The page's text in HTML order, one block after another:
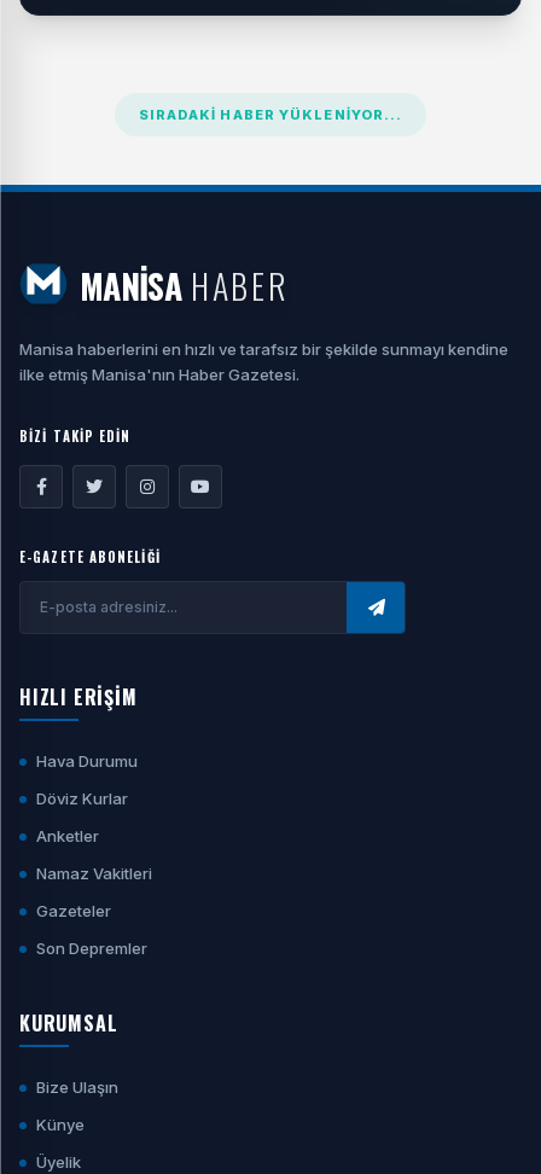
SIRADAKI HABER YÜKLENIYOR...
MANİSA HABER
Manisa haberlerini en hızlı ve tarafsız bir şekilde sunmayı kendine
ilke etmiş Manisa'nın Haber Gazetesi.
BİZİ TAKİP EDİN
E-GAZETE ABONELİĞİ
HIZLI ERİŞİM
Hava Durumu
Döviz Kurlar
Anketler
Namaz Vakitleri
Gazeteler
Son Depremler
KURUMSAL
Bize Ulaşın
Künye
Üyelik